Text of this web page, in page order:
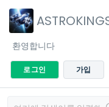
환영합니다
로그인 가입